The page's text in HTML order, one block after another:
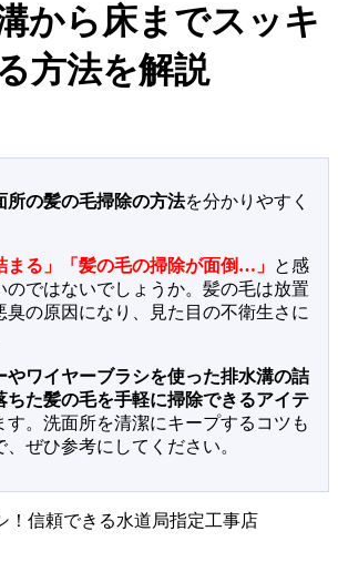
から床までスッキ
方法を解説
所の髪の毛掃除の方法を分かりやすく
まる」「髪の毛の掃除が面倒…」 と感
のではないでしょうか。髪の毛は放置
臭の原因になり、見た目の不衛生さに
やワイヤーブラシを使った排水溝の詰
ちた髪の毛を手軽に掃除できるアイテ
す。洗面所を清潔にキープするコツも
ぜひ参考にしてください。
！信頼できる水道局指定工事店